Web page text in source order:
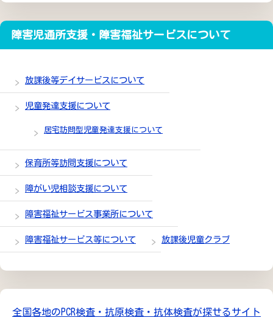
障害児通所支援・障害福祉サービスについて
放課後等デイサービスについて
児童発達支援について
居宅訪問型児童発達支援について
保育所等訪問支援について
障がい児相談支援について
障害福祉サービス事業所について
障害福祉サービス等について 放課後児童クラブ
全国各地のPCR検査・抗原検査・抗体検査が探せるサイト